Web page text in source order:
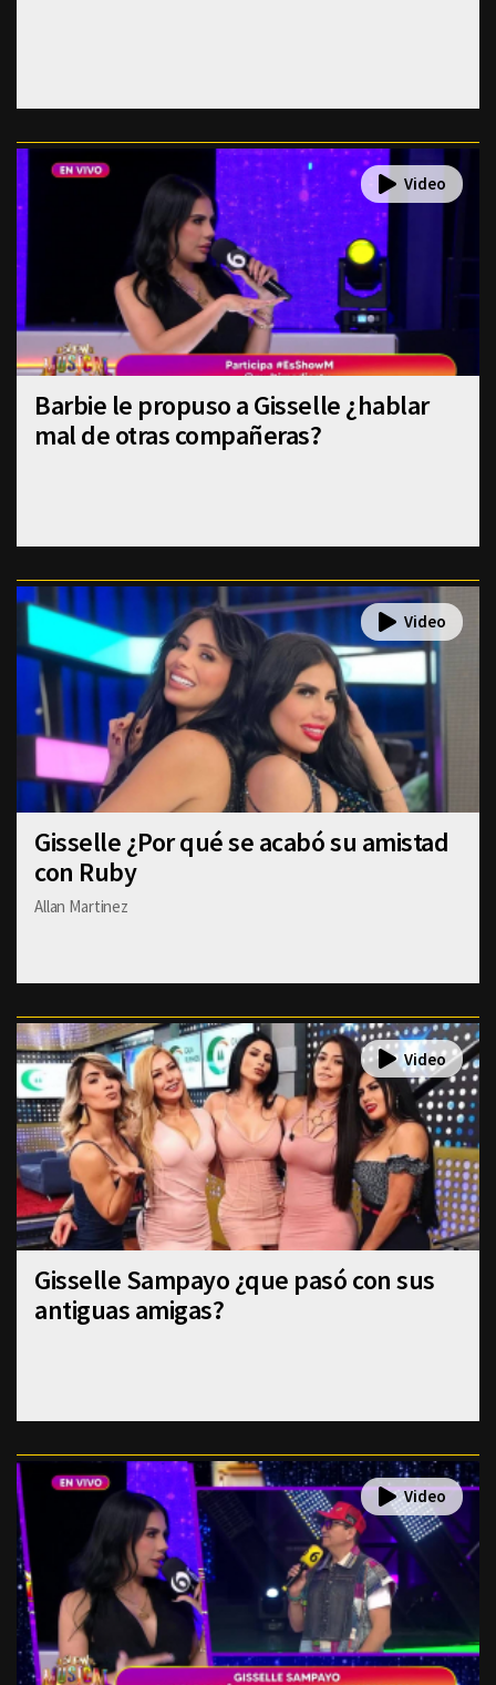
Barbie le propuso a Gisselle ¿hablar
mal de otras compañeras?
Gisselle ¿Por qué se acabó su amistad
con Ruby
Allan Martinez
Gisselle Sampayo ¿que pasó con sus
antiguas amigas?